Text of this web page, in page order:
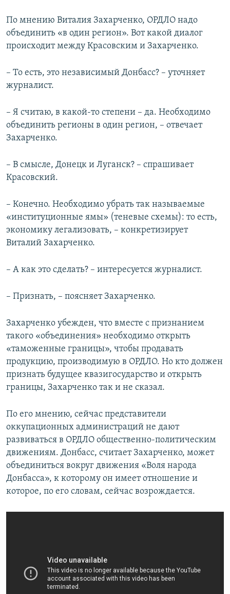
По мнению Виталия Захарченко, ОРДЛО надо
объединить «в один регион». Вот какой диалог
происходит между Красовским и Захарченко.
– То есть, это независимый Донбасс? – уточняет
журналист.
– Я считаю, в какой-то степени – да. Необходимо
объединить регионы в один регион, – отвечает
Захарченко.
– В смысле, Донецк и Луганск? – спрашивает
Красовский.
– Конечно. Необходимо убрать так называемые
«институционные ямы» (теневые схемы): то есть,
экономику легализовать, – конкретизирует
Виталий Захарченко.
– А как это сделать? – интересуется журналист.
– Признать, – поясняет Захарченко.
Захарченко убежден, что вместе с признанием
такого «объединения» необходимо открыть
«таможенные границы», чтобы продавать
продукцию, производимую в ОРДЛО. Но кто должен
признать будущее квазигосударство и открыть
границы, Захарченко так и не сказал.
По его мнению, сейчас представители
оккупационных администраций не дают
развиваться в ОРДЛО общественно-политическим
движениям. Донбасс, считает Захарченко, может
объединиться вокруг движения «Воля народа
Донбасса», к которому он имеет отношение и
которое, по его словам, сейчас возрождается.